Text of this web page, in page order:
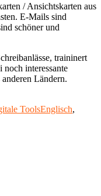
/ Ansichtskarten aus
E-Mails sind
schöner und
traininert
noch interessante
Ländern.
ToolsSchlagwörter
Englisch,